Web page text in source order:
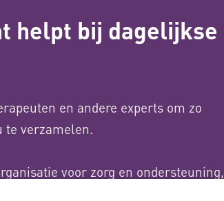
helpt bij dagelijkse
en andere experts om zo
te verzamelen.
voor zorg en ondersteuning,